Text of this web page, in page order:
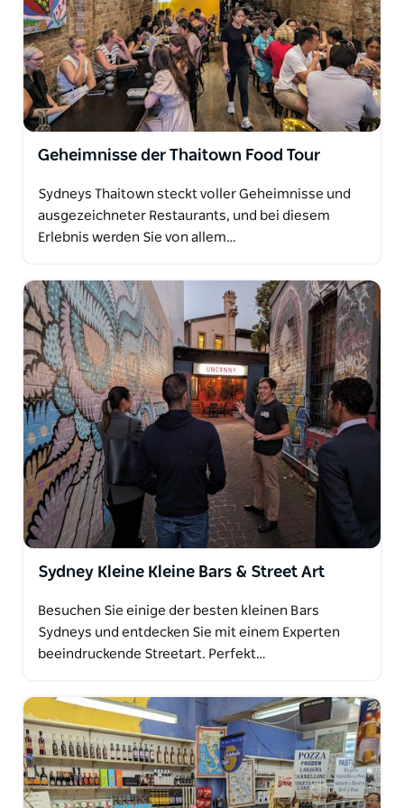
Geheimnisse der Thaitown Food Tour
Sydneys Thaitown steckt voller Geheimnisse und
ausgezeichneter Restaurants, und bei diesem
Erlebnis werden Sie von allem…
Sydney Kleine Kleine Bars & Street Art
Besuchen Sie einige der besten kleinen Bars
Sydneys und entdecken Sie mit einem Experten
beeindruckende Streetart. Perfekt…